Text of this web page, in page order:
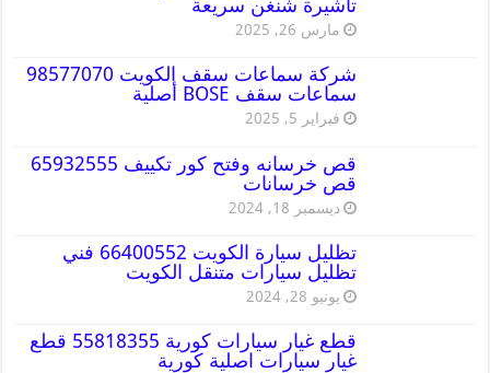
تاشيرة شنغن سريعة
مارس 26, 2025
شركة سماعات سقف الكويت 98577070
سماعات سقف BOSE أصلية
فبراير 5, 2025
قص خرسانه وفتح كور تكييف 65932555
قص خرسانات
ديسمبر 18, 2024
تظليل سيارة الكويت 66400552 فني
تظليل سيارات متنقل الكويت
يونيو 28, 2024
قطع غيار سيارات كورية 55818355 قطع
غيار سيارات اصلية كورية